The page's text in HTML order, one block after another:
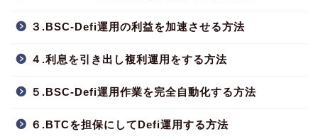
３.BSC-Defi運用の利益を加速させる方法
４.利息を引き出し複利運用をする方法
５.BSC-Defi運用作業を完全自動化する方法
６.BTCを担保にしてDefi運用する方法